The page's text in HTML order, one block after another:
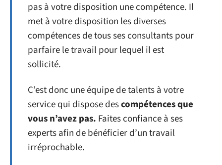
pas à votre disposition une compétence. Il
met à votre disposition les diverses
compétences de tous ses consultants pour
parfaire le travail pour lequel il est
sollicité.
C’est donc une équipe de talents à votre
service qui dispose descompétences que
vous n’avez pas. Faites confiance à ses
experts afin de bénéficier d’un travail
irréprochable.